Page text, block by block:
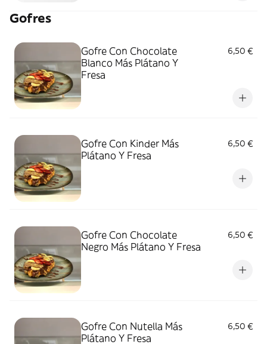
Gofres
Gofre Con Chocolate
Blanco Más Plátano Y
Fresa
6,50 €
Gofre Con Kinder Más
Plátano Y Fresa
6,50 €
Gofre Con Chocolate
Negro Más Plátano Y Fresa
6,50 €
Gofre Con Nutella Más
Plátano Y Fresa
6,50 €